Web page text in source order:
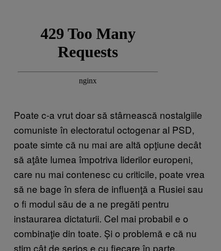
Poate c-a vrut doar să stârnească nostalgiile
comuniste în electoratul octogenar al PSD,
poate simte că nu mai are altă opţiune decât
să aţâte lumea împotriva liderilor europeni,
care nu mai contenesc cu criticile, poate vrea
să ne bage în sfera de influenţă a Rusiei sau
o fi modul său de a ne pregăti pentru
instaurarea dictaturii. Cel mai probabil e o
combinaţie din toate. Și o problemă e că nu
știm cât de serios e cu fiecare în parte.